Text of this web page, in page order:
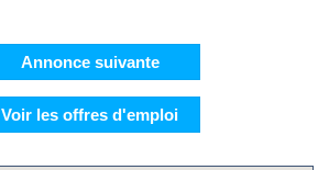
Annonce suivante
Voir les offres d'emploi